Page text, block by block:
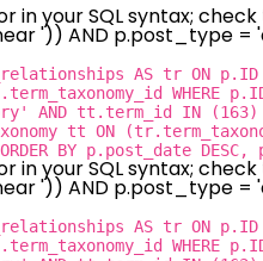
in your SQL syntax;
')) AND p.post_type =
AS tr ON
WHERE
AND tt.term_id IN (163)
tt ON
BY p.post_date DESC,
in your SQL syntax;
')) AND p.post_type =
AS tr ON
WHERE